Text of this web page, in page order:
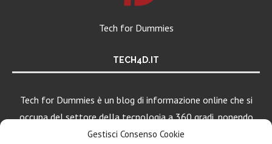
Gestisci Consenso Cookie
Tech for Dummies
TECH4D.IT
Tech for Dummies è un blog di informazione online che si
occupa del settore della tecnologia a 360 gradi, ponendo
una particolare attenzione al mondo Android, Apple e